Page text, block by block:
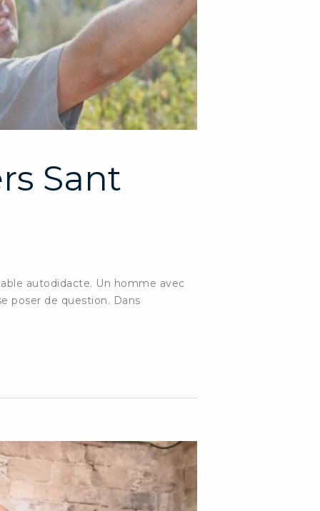
Sant
autodidacte. Un homme avec
poser de question. Dans